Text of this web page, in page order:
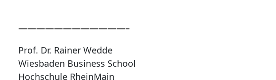
————————————–
Prof. Dr. Rainer Wedde
Wiesbaden Business School
Hochschule RheinMain